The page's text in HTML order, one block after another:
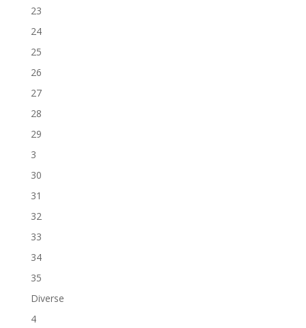
23
24
25
26
27
28
29
3
30
31
32
33
34
35
Diverse
4